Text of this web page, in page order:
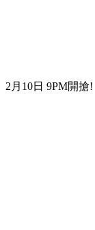
2月10日 9PM開搶!